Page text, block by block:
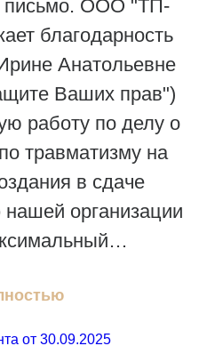
письмо. ООО "ТП-
благодарность
Анатольевне
Ваших прав")
работу по делу о
травматизму на
в сдаче
организации